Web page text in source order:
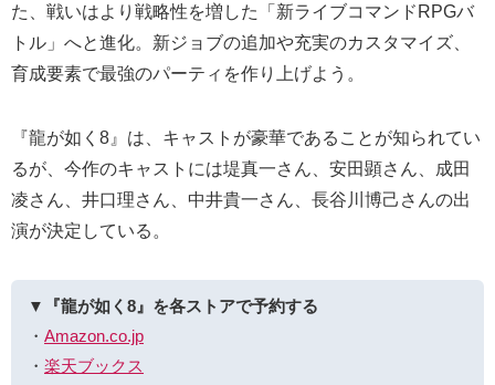
た、戦いはより戦略性を増した「新ライブコマンドRPGバ
トル」へと進化。新ジョブの追加や充実のカスタマイズ、
育成要素で最強のパーティを作り上げよう。
『龍が如く8』は、キャストが豪華であることが知られてい
るが、今作のキャストには堤真一さん、安田顕さん、成田
凌さん、井口理さん、中井貴一さん、長谷川博己さんの出
演が決定している。
▼『龍が如く8』を各ストアで予約する
・ Amazon.co.jp
・ 楽天ブックス